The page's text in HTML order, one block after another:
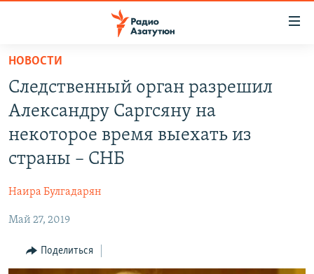
Перейти
основному
содержанию
основной
Перейти
НОВОСТИ
РЕГИОН
НАГОРНЫЙ КАРАБАХ
КУЛЬТУРА
НОВОСТИ
Следственный орган разрешил
Александру Саргсяну на
некоторое время выехать из
страны – СНБ
Наира Булгадарян
Май 27, 2019
Поделиться